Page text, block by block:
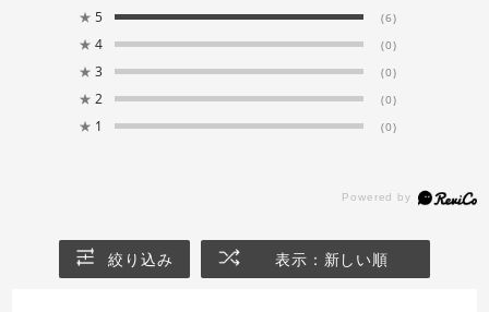
★ 5 (6)
★ 4 (0)
★ 3 (0)
★ 2 (0)
★ 1 (0)
絞り込み 表示：新しい順